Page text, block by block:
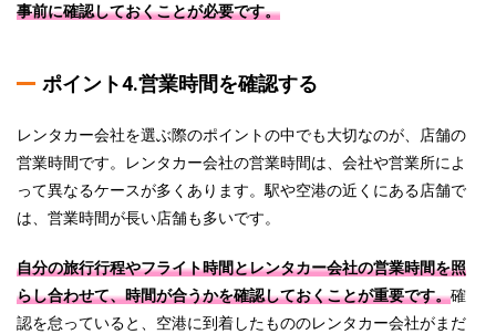
事前に確認しておくことが必要です。
ポイント4.営業時間を確認する
レンタカー会社を選ぶ際のポイントの中でも大切なのが、店舗の
営業時間です。レンタカー会社の営業時間は、会社や営業所によ
って異なるケースが多くあります。駅や空港の近くにある店舗で
は、営業時間が長い店舗も多いです。
自分の旅行行程やフライト時間とレンタカー会社の営業時間を照
らし合わせて、時間が合うかを確認しておくことが重要です。確
認を怠っていると、空港に到着したもののレンタカー会社がまだ